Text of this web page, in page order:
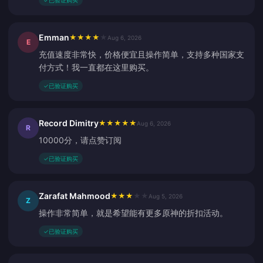
E Emman★ ★ ★ ★ Aug 6, 2026
充值速度非常快，价格便宜且操作简单，支持多种国家支
付方式！我一直都在这里购买。
✓已验证购买
R Record Dimitry★ ★ ★ ★ ★ Aug 6, 2026
10000分，请点赞订阅
✓已验证购买
Z Zarafat Mahmood★ ★ ★ Aug 5, 2026
操作非常简单，就是希望能有更多原神的折扣活动。
✓已验证购买